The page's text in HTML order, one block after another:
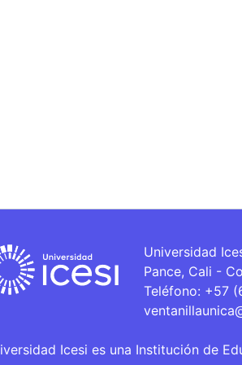
Universidad
Pance, Cali -
Teléfono: +57
Icesi es una Institución de